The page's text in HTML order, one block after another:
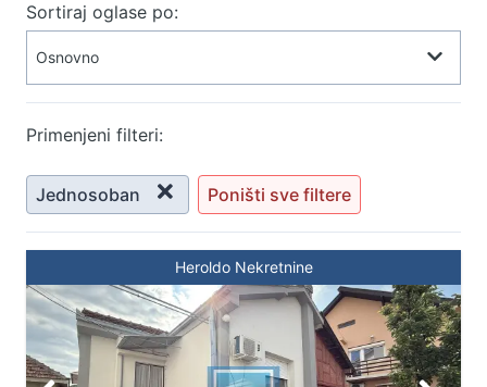
Sortiraj oglase po:
Primenjeni filteri:
Jednosoban Poništi sve filtere
Heroldo Nekretnine